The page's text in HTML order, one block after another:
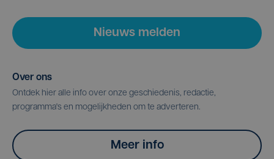
Nieuws melden
Over ons
Ontdek hier alle info over onze geschiedenis, redactie,
programma's en mogelijkheden om te adverteren.
Meer info